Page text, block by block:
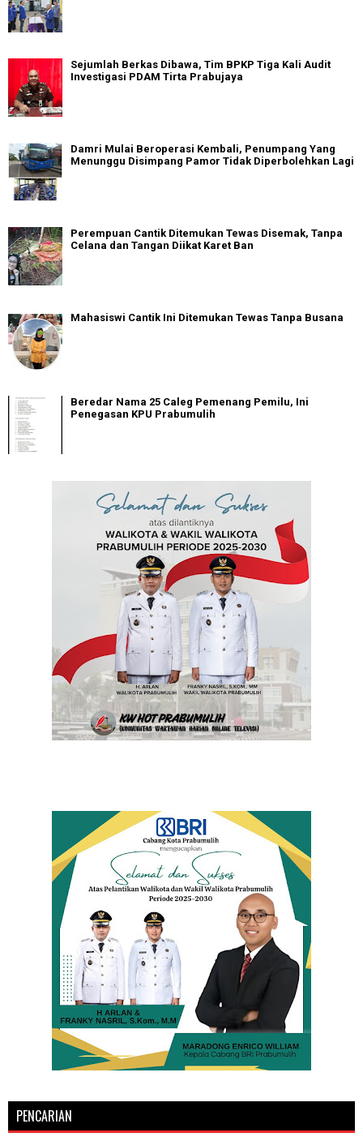
Sejumlah Berkas Dibawa, Tim BPKP Tiga Kali Audit
Investigasi PDAM Tirta Prabujaya
Damri Mulai Beroperasi Kembali, Penumpang Yang
Menunggu Disimpang Pamor Tidak Diperbolehkan Lagi
Perempuan Cantik Ditemukan Tewas Disemak, Tanpa
Celana dan Tangan Diikat Karet Ban
Mahasiswi Cantik Ini Ditemukan Tewas Tanpa Busana
Beredar Nama 25 Caleg Pemenang Pemilu, Ini
Penegasan KPU Prabumulih
PENCARIAN